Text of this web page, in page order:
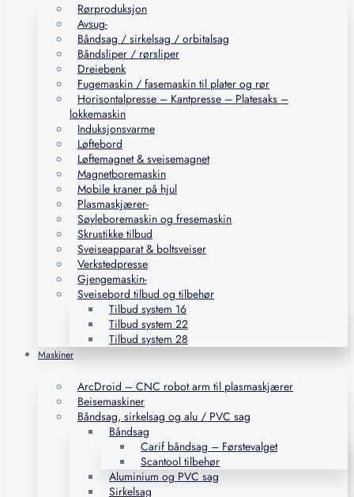
Rørproduksjon
Avsug-
Båndsag / sirkelsag / orbitalsag
Båndsliper / rørsliper
Dreiebenk
Fugemaskin / fasemaskin til plater og rør
Horisontalpresse – Kantpresse – Platesaks –
lokkemaskin
Induksjonsvarme
Løftebord
Løftemagnet & sveisemagnet
Magnetboremaskin
Mobile kraner på hjul
Plasmaskjærer-
Søyleboremaskin og fresemaskin
Skrustikke tilbud
Sveiseapparat & boltsveiser
Verkstedpresse
Gjengemaskin-
Sveisebord tilbud og tilbehør
Tilbud system 16
Tilbud system 22
Tilbud system 28
Maskiner
ArcDroid – CNC robot arm til plasmaskjærer
Beisemaskiner
Båndsag, sirkelsag og alu / PVC sag
Båndsag
Carif båndsag – Førstevalget
Scantool tilbehør
Aluminium og PVC sag
Sirkelsag